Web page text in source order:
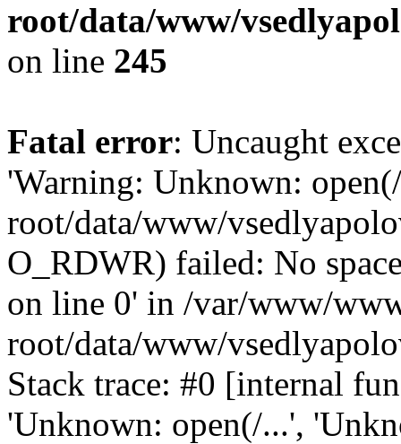
root/data/www/
on line 245
Fatal error: Uncaught
'Warning: Unknown:
root/data/www/
O_RDWR) failed: No
on line 0' in /var/www/
root/data/www/
Stack trace: #0 [internal
'Unknown: open(/...',